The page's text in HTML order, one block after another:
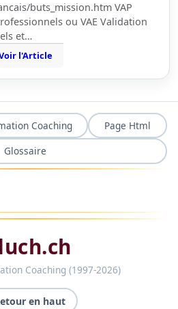
buts_mission.htm VAP
ou VAE Validation
et…
l'Article
Coaching
Page Html
Glossaire
Coaching (1997-2026)
en haut